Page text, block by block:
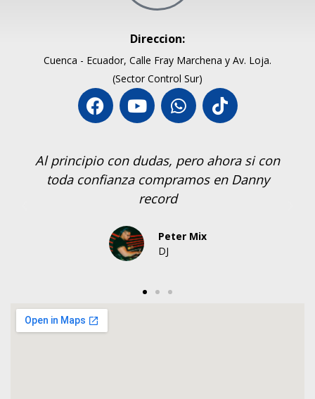
Direccion:
Cuenca - Ecuador, Calle Fray Marchena y Av. Loja.
(Sector Control Sur)
Al principio con dudas, pero ahora si con
toda confianza compramos en Danny
record
Peter Mix
DJ